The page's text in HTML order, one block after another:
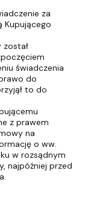
za
Kupującego
został
świadczenia
do
to do
z prawem
na
o ww.
w rozsądnym
najpóźniej przed